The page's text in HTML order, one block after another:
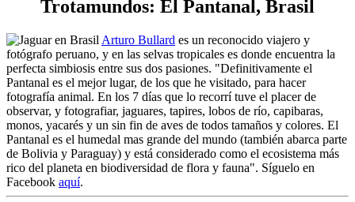
Trotamundos: El Pantanal, Brasil
Arturo Bullard es un reconocido viajero y
fotógrafo peruano, y en las selvas tropicales es donde encuentra la
perfecta simbiosis entre sus dos pasiones. "Definitivamente el
Pantanal es el mejor lugar, de los que he visitado, para hacer
fotografía animal. En los 7 días que lo recorrí tuve el placer de
observar, y fotografiar, jaguares, tapires, lobos de río, capibaras,
monos, yacarés y un sin fin de aves de todos tamaños y colores. El
Pantanal es el humedal mas grande del mundo (también abarca parte
de Bolivia y Paraguay) y está considerado como el ecosistema más
rico del planeta en biodiversidad de flora y fauna". Síguelo en
Facebook aquí.